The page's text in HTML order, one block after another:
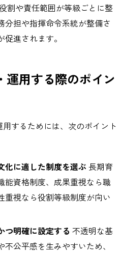
割や責任範囲が等級ごとに整
分担や指揮命令系統が整備さ
進されます。
運用する際のポイン
するためには、次のポイント
化に適した制度を選ぶ 長期育
能資格制度、成果重視なら職
重視なら役割等級制度が向い
つ明確に設定する 不透明な基
公平感を生みやすいため、